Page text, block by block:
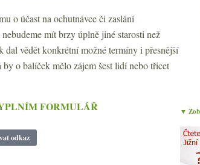
o účast na ochutnávce či zaslání
mít brzy úplně jiné starosti než
dal vědět konkrétní možné termíny i přesnější
o balíček mělo zájem šest lidí nebo třicet
FORMULÁŘ
odkaz
▼